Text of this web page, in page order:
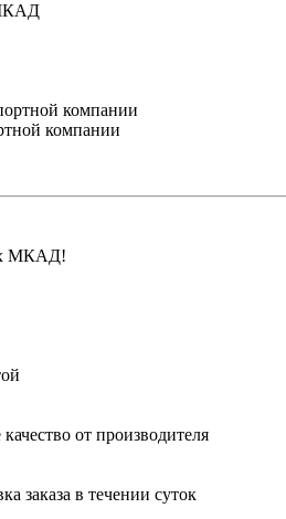
компании
МКАД!
от производителя
заказа в течении суток